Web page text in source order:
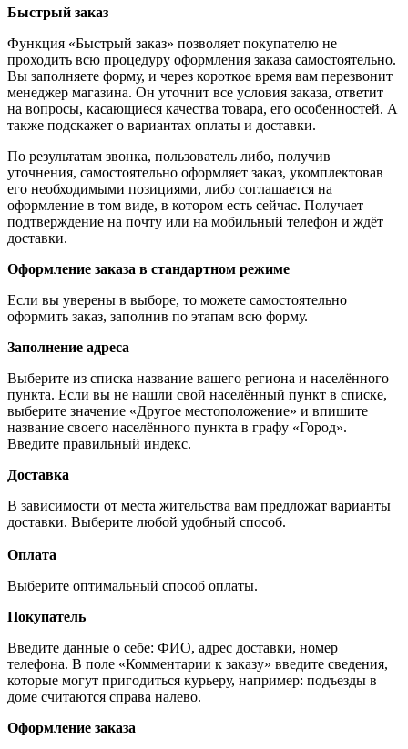
Быстрый заказ
Функция «Быстрый заказ» позволяет покупателю не
проходить всю процедуру оформления заказа самостоятельно.
Вы заполняете форму, и через короткое время вам перезвонит
менеджер магазина. Он уточнит все условия заказа, ответит
на вопросы, касающиеся качества товара, его особенностей. А
также подскажет о вариантах оплаты и доставки.
По результатам звонка, пользователь либо, получив
уточнения, самостоятельно оформляет заказ, укомплектовав
его необходимыми позициями, либо соглашается на
оформление в том виде, в котором есть сейчас. Получает
подтверждение на почту или на мобильный телефон и ждёт
доставки.
Оформление заказа в стандартном режиме
Если вы уверены в выборе, то можете самостоятельно
оформить заказ, заполнив по этапам всю форму.
Заполнение адреса
Выберите из списка название вашего региона и населённого
пункта. Если вы не нашли свой населённый пункт в списке,
выберите значение «Другое местоположение» и впишите
название своего населённого пункта в графу «Город».
Введите правильный индекс.
Доставка
В зависимости от места жительства вам предложат варианты
доставки. Выберите любой удобный способ.
Оплата
Выберите оптимальный способ оплаты.
Покупатель
Введите данные о себе: ФИО, адрес доставки, номер
телефона. В поле «Комментарии к заказу» введите сведения,
которые могут пригодиться курьеру, например: подъезды в
доме считаются справа налево.
Оформление заказа